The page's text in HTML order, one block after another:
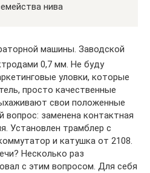
нива
машины. Заводской
0,7 мм. Не буду
уловки, которые
просто качественные
свои положенные
заменена контактная
Установлен трамблер с
и катушка от 2108.
Несколько раз
с этим вопросом. Для себя